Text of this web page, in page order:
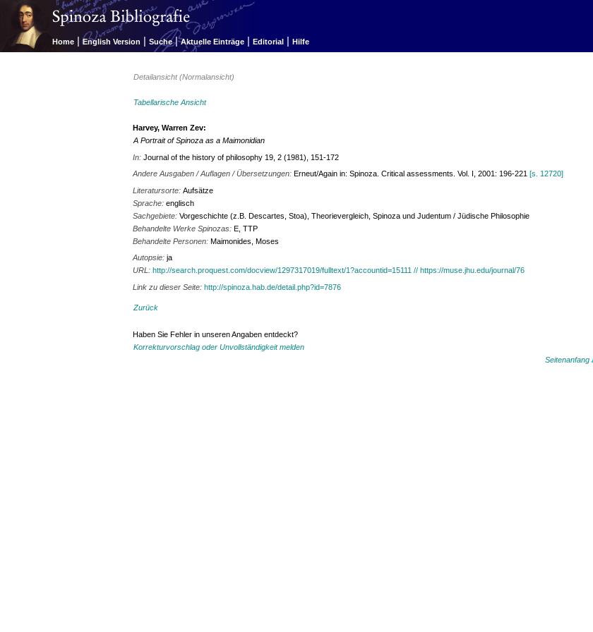
Home | English Version | Suche | Aktuelle Einträge | Editorial | Hilfe
Detailansicht (Normalansicht)
Tabellarische Ansicht
Harvey, Warren Zev:
A Portrait of Spinoza as a Maimonidian
In:Journal of the history of philosophy 19, 2 (1981), 151-172
Andere Ausgaben / Auflagen / Übersetzungen:Erneut/Again in: Spinoza. Critical assessments. Vol. I, 2001: 196-221[s. 12720]
Literatursorte:Aufsätze
Sprache:englisch
Sachgebiete:Vorgeschichte (z.B. Descartes, Stoa), Theorievergleich, Spinoza und Judentum / Jüdische Philosophie
Behandelte Werke Spinozas:E, TTP
Behandelte Personen:Maimonides, Moses
Autopsie:ja
URL:http://search.proquest.com/docview/1297317019/fulltext/1?accountid=15111 // https://muse.jhu.edu/journal/76
Link zu dieser Seite:http://spinoza.hab.de/detail.php?id=7876
Zurück
Haben Sie Fehler in unseren Angaben entdeckt?
Korrekturvorschlag oder Unvollständigkeit melden
Seitenanfang